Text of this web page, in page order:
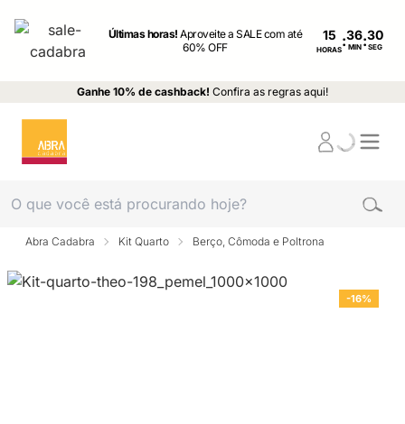
Últimas horas!Aproveite a SALE com até
60% OFF
15
HORAS: MIN : SEG
Ganhe 10% de cashback! Confira as regras aqui!
Abra Cadabra Kit Quarto Berço, Cômoda e Poltrona
-16%